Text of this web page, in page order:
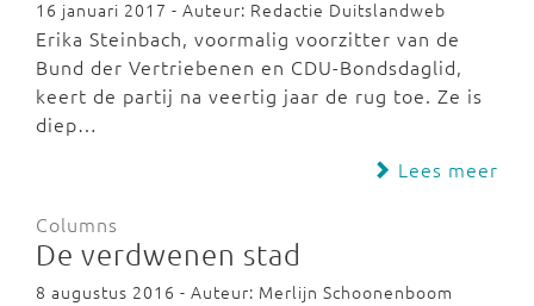
16 januari 2017 - Auteur: Redactie Duitslandweb
Erika Steinbach, voormalig voorzitter van de
Bund der Vertriebenen en CDU-Bondsdaglid,
keert de partij na veertig jaar de rug toe. Ze is
diep…
Lees meer
Columns
De verdwenen stad
8 augustus 2016 - Auteur: Merlijn Schoonenboom